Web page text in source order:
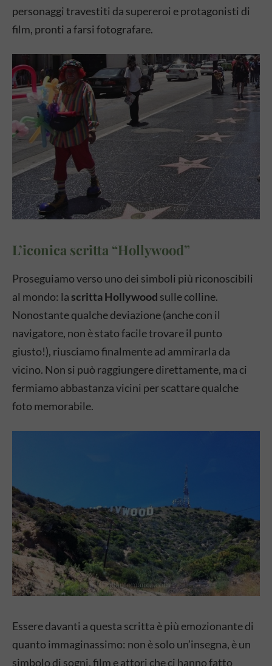
personaggi travestiti da supereroi e protagonisti di
film, pronti a farsi fotografare.
L’iconica scritta “Hollywood”
Proseguiamo verso uno dei simboli più riconoscibili
al mondo: lascritta Hollywood sulle colline.
Nonostante qualche deviazione (anche con il
navigatore, non è stato facile trovare il punto
giusto!), riusciamo finalmente ad ammirarla da
vicino. Non si può raggiungere direttamente, ma ci
fermiamo abbastanza vicini per scattare qualche
foto memorabile.
Essere davanti a questa scritta è più emozionante di
quanto immaginassimo: non è solo un’insegna, è un
simbolo di sogni, film e attori che ci hanno fatto